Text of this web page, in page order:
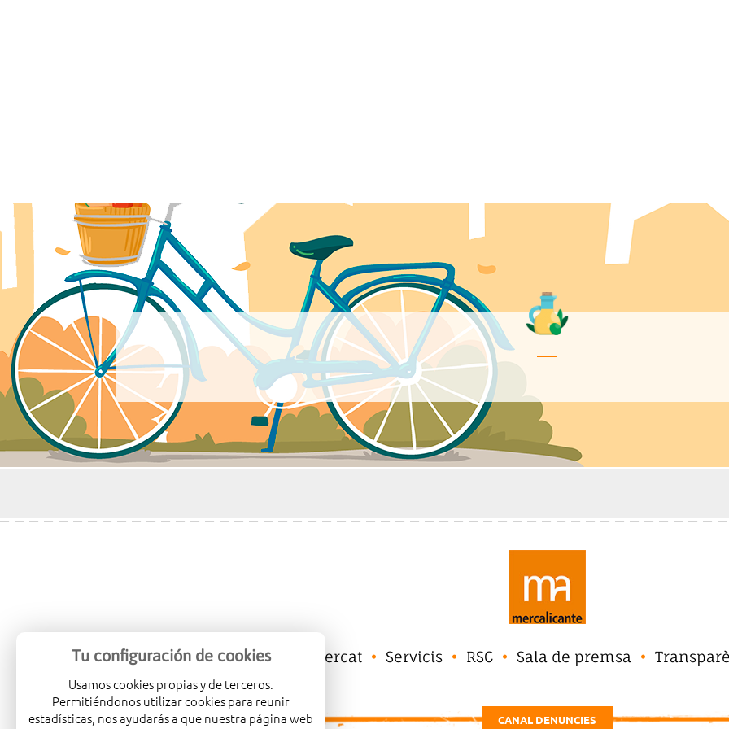
Mercalicante Empreses Mercat Servicis RSC Sala de premsa
CANAL DENUNCIES
Tu configuración de cookies
Usamos cookies propias y de terceros.
Permitiéndonos utilizar cookies para reunir
estadísticas, nos ayudarás a que nuestra página web